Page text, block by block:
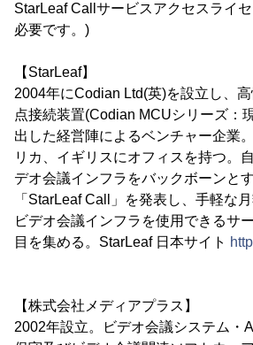
StarLeaf Callサービスアクセスライ
必要です。)
【StarLeaf】
2004年にCodian Ltd(英)を設立し、
点接続装置(Codian MCUシリーズ：
出した経営陣によるベンチャー企業
リカ、イギリスにオフィスを持つ。
デオ会議インフラをバックボーンと
「StarLeaf Call」を発表し、手軽な
ビデオ会議インフラを使用できるサ
目を集める。StarLeaf 日本サイト
【株式会社メディアプラス】
2002年設立。ビデオ会議システム・